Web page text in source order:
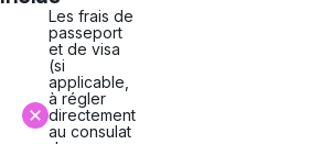
Les frais de
passeport
et de visa
(si
applicable,
à régler
directement
au consulat